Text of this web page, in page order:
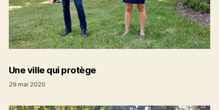
Une ville qui protège
29 mai 2020